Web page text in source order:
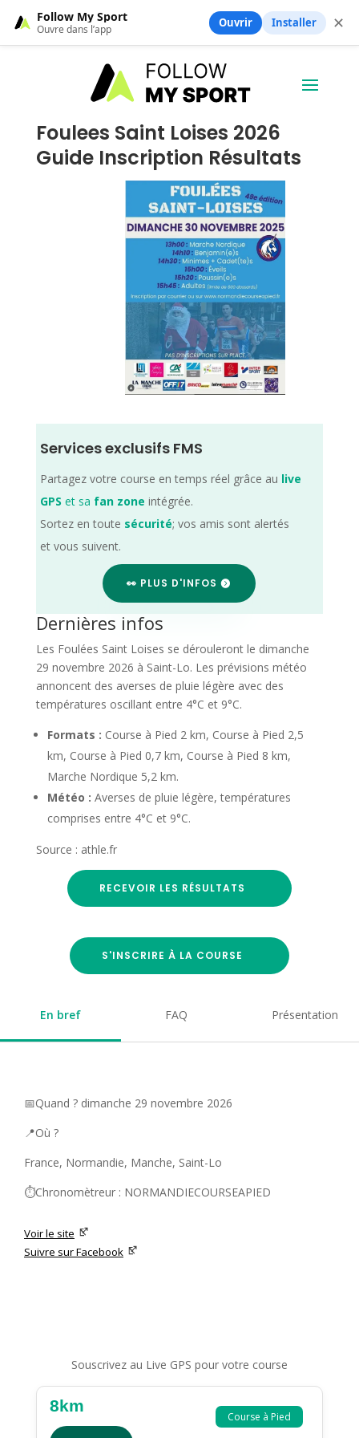
Foulees Saint Loises 2026
Guide Inscription Résultats
Services exclusifs FMS
Partagez votre course en temps réel grâce au live
GPS et sa fan zone intégrée.
Sortez en toute sécurité; vos amis sont alertés
et vous suivent.
👀 PLUS D'INFOS
Dernières infos
Les Foulées Saint Loises se dérouleront le dimanche
29 novembre 2026 à Saint-Lo. Les prévisions météo
annoncent des averses de pluie légère avec des
températures oscillant entre 4°C et 9°C.
Formats : Course à Pied 2 km, Course à Pied 2,5
km, Course à Pied 0,7 km, Course à Pied 8 km,
Marche Nordique 5,2 km.
Météo : Averses de pluie légère, températures
comprises entre 4°C et 9°C.
Source : athle.fr
RECEVOIR LES RÉSULTATS
S'INSCRIRE À LA COURSE
En bref FAQ Présentation
📅Quand ? dimanche 29 novembre 2026
📍Où ?
France, Normandie, Manche, Saint-Lo
⏱️Chronomètreur : NORMANDIECOURSEAPIED
Voir le site
Suivre sur Facebook
Souscrivez au Live GPS pour votre course
Course à Pied
8km
Follow My Sport
Ouvre dans l’app Ouvrir Installer ✕